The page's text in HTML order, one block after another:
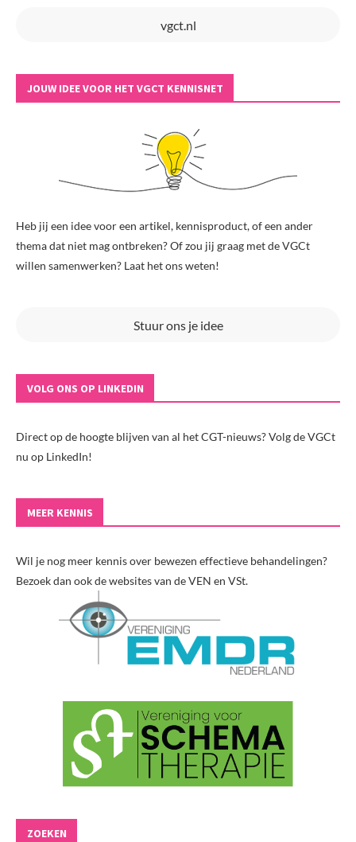
vgct.nl
JOUW IDEE VOOR HET VGCT KENNISNET
Heb jij een idee voor een artikel, kennisproduct, of een ander
thema dat niet mag ontbreken? Of zou jij graag met de VGCt
willen samenwerken? Laat het ons weten!
Stuur ons je idee
VOLG ONS OP LINKEDIN
Direct op de hoogte blijven van al het CGT-nieuws? Volg de VGCt
nu op LinkedIn!
MEER KENNIS
Wil je nog meer kennis over bewezen effectieve behandelingen?
Bezoek dan ook de websites van de VEN en VSt.
ZOEKEN